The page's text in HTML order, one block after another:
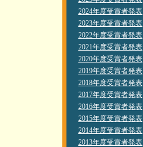
2024年度受賞者発表
2023年度受賞者発表
2022年度受賞者発表
2021年度受賞者発表
2020年度受賞者発表
2019年度受賞者発表
2018年度受賞者発表
2017年度受賞者発表
2016年度受賞者発表
2015年度受賞者発表
2014年度受賞者発表
2013年度受賞者発表